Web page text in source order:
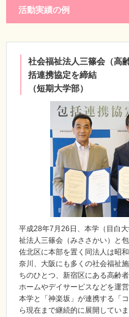
活動実績の例
社会福祉法人三篠会（高
括連携協定を締結
（短期大学部）
平成28年7月26日、本学（目白
祉法人三篠会（みささかい）と
佐北区に本部を置く同法人は昭
奈川、大阪にも多くの社会福祉
ちのひとつ、新宿区にある高齢
ホームやデイサービスなどを運
本学と「神楽坂」が連携する「
ら現在まで継続的に展開してい